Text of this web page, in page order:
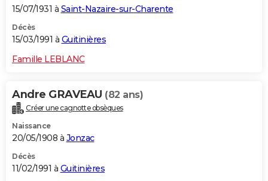
15/07/1931 à Saint-Nazaire-sur-Charente
Décès
15/03/1991 à Guitinières
Famille LEBLANC
Andre GRAVEAU (82 ans)
Créer une cagnotte obsèques
Naissance
20/05/1908 à Jonzac
Décès
11/02/1991 à Guitinières